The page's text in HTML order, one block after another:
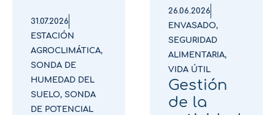
31.07.2026
ESTACIÓN
AGROCLIMÁTICA,
SONDA DE
HUMEDAD DEL
SUELO, SONDA
DE POTENCIAL
26.06.2026
ENVASADO,
SEGURIDAD
ALIMENTARIA,
VIDA ÚTIL
Gestión
de la